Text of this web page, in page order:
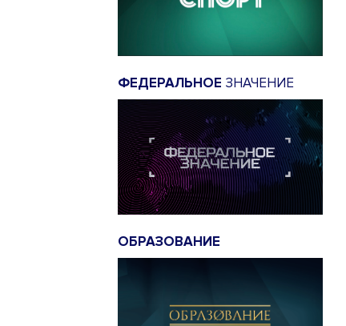
ФЕДЕРАЛЬНОЕ ЗНАЧЕНИЕ
ОБРАЗОВАНИЕ